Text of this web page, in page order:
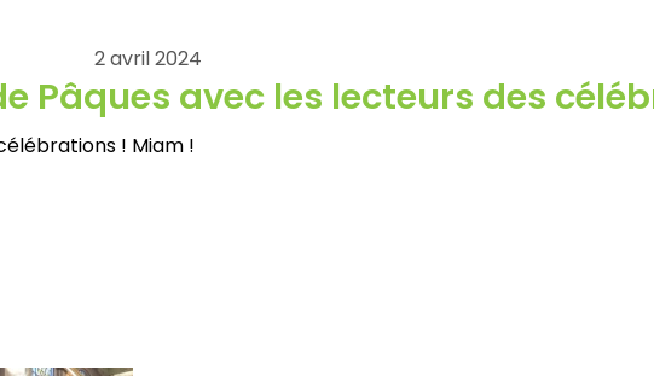
2 avril 2024
Pâques avec les lecteurs des
! Miam !